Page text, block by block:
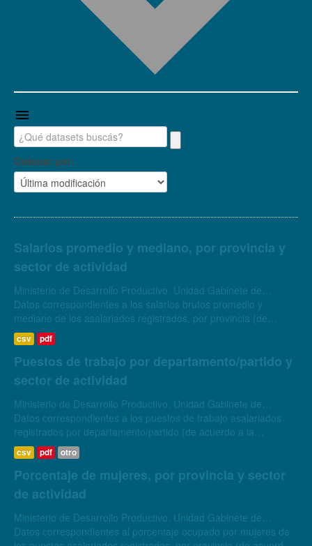
Ordenar por
Salarios promedio y mediano, por provincia y
sector de actividad
Ministerio de Desarrollo Productivo. Unidad Gabinete de
Asesores. Dirección Nacional de Estudios para la Producción.
Datos correspondientes a los salarios brutos promedio y
mediano de los asalariados registrados, por provincia (de
acuerdo a la ubicación del establecimiento donde tiene lugar la
relación laboral)...
csv pdf
Puestos de trabajo por departamento/partido y
sector de actividad
Ministerio de Desarrollo Productivo. Unidad Gabinete de
Asesores. Dirección Nacional de Estudios para la Producción.
Datos correspondientes a los puestos de trabajo asalariados
registrados por departamento/partido (de acuerdo a la
ubicación del domicilio del trabajador o de la trabajadora) y por
sector de actividad...
csv pdf otro
Porcentaje de mujeres, por provincia y sector
de actividad
Ministerio de Desarrollo Productivo. Unidad Gabinete de
Asesores. Dirección Nacional de Estudios para la Producción.
Datos correspondientes al porcentaje ocupado por mujeres de